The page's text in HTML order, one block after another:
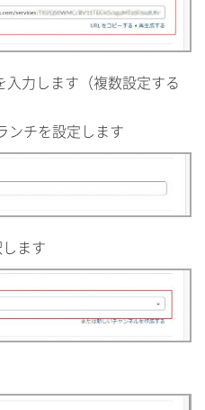
力します（複数設定する
ンチを設定します
ます